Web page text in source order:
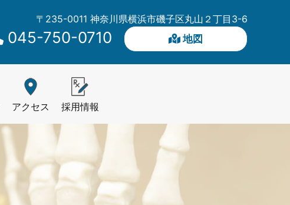
〒235-0011 神奈川県横浜市磯子区丸山２丁目3-6
045-750-0710 地図
アクセス 採用情報